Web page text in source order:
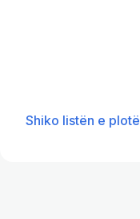
Shiko listën e plotë